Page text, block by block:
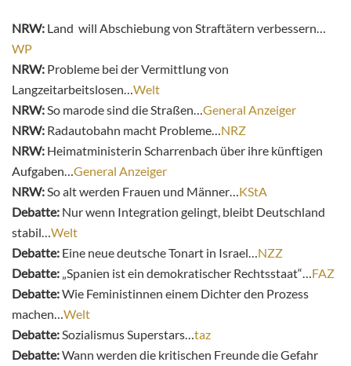
NRW: Land will Abschiebung von Straftätern verbessern…
WP
NRW: Probleme bei der Vermittlung von
Langzeitarbeitslosen… Welt
NRW: So marode sind die Straßen… General Anzeiger
NRW: Radautobahn macht Probleme… NRZ
NRW: Heimatministerin Scharrenbach über ihre künftigen
Aufgaben… General Anzeiger
NRW: So alt werden Frauen und Männer… KStA
Debatte: Nur wenn Integration gelingt, bleibt Deutschland
stabil… Welt
Debatte: Eine neue deutsche Tonart in Israel… NZZ
Debatte: „Spanien ist ein demokratischer Rechtsstaat“… FAZ
Debatte:Wie Feministinnen einem Dichter den Prozess
machen… Welt
Debatte: Sozialismus Superstars… taz
Debatte:Wann werden die kritischen Freunde die Gefahr